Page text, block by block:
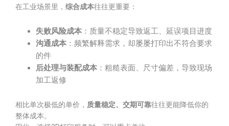
在工业场景里， 综合成本往往更重要：
失败风险成本 ：质量不稳定导致返工、延误项目进度
沟通成本 ：频繁解释需求，却屡屡打印出不符合要求
的件
后处理与装配成本 ：粗糙表面、尺寸偏差，导致现场
加工返修
相比单次极低的单价， 质量稳定、交期可靠往往更能降低你的
整体成本。